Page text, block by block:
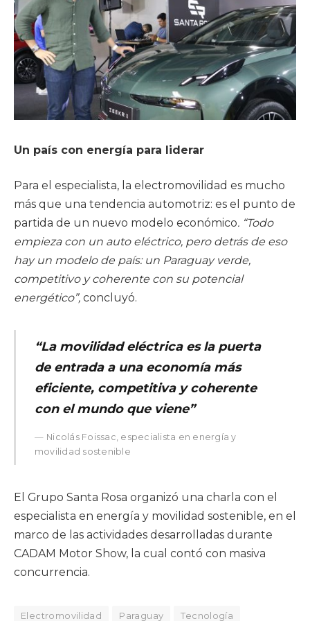
Un país con energía para liderar
Para el especialista, la electromovilidad es mucho
más que una tendencia automotriz: es el punto de
partida de un nuevo modelo económico. “Todo
empieza con un auto eléctrico, pero detrás de eso
hay un modelo de país: un Paraguay verde,
competitivo y coherente con su potencial
energético”, concluyó.
“La movilidad eléctrica es la puerta
de entrada a una economía más
eficiente, competitiva y coherente
con el mundo que viene”
Nicolás Foissac, especialista en energía y
movilidad sostenible
El Grupo Santa Rosa organizó una charla con el
especialista en energía y movilidad sostenible, en el
marco de las actividades desarrolladas durante
CADAM Motor Show, la cual contó con masiva
concurrencia.
Electromovilidad Paraguay
Tecnología